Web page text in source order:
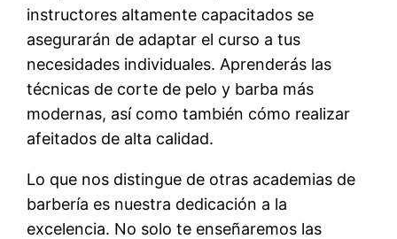
instructores altamente capacitados se
asegurarán de adaptar el curso a tus
necesidades individuales. Aprenderás las
técnicas de corte de pelo y barba más
modernas, así como también cómo realizar
afeitados de alta calidad.
Lo que nos distingue de otras academias de
barbería es nuestra dedicación a la
excelencia. No solo te enseñaremos las